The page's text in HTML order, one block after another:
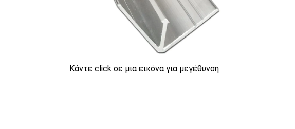
Κάντε click σε μια εικόνα για μεγέθυνση